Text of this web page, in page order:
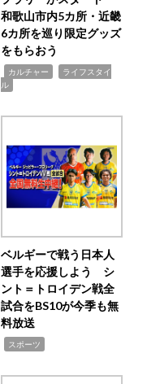
和歌山市内5カ所・近畿
6カ所を巡り限定グッズ
をもらおう
カルチャー
ライフスタイ
ル
ベルギーで戦う日本人
選手を応援しよう シ
ント＝トロイデン戦全
試合をBS10が今季も無
料放送
スポーツ